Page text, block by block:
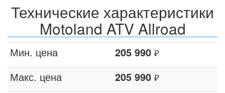
Технические характеристики
Motoland ATV Allroad
Мин. цена 205 990 ₽
Макс. цена 205 990 ₽